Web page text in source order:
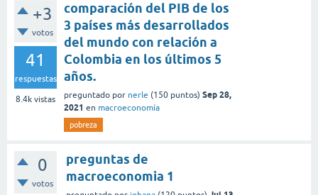
+3
votos
41
respuestas
8.4k vistas
comparación del PIB de los
3 países más desarrollados
del mundo con relación a
Colombia en los últimos 5
años.
preguntado por nerle (150 puntos) Sep 28,
2021 en macroeconomía
pobreza
0
votos
preguntas de
macroeconomia 1